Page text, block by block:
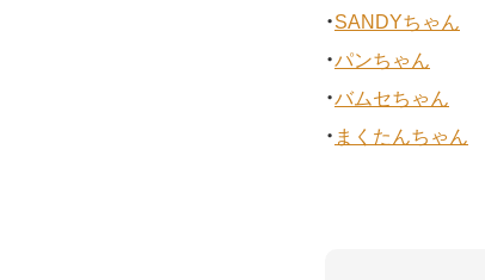
・SANDYちゃん
・パンちゃん
・バムセちゃん
・ まくたんちゃん